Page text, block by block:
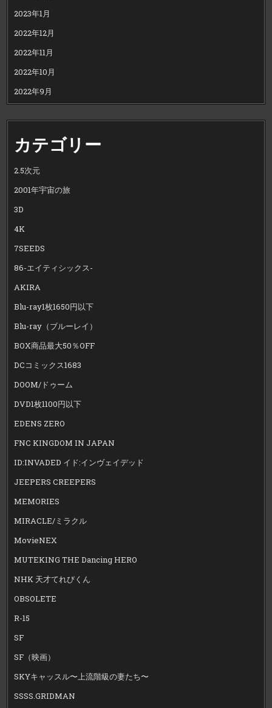
2023年1月
2022年12月
2022年11月
2022年10月
2022年9月
カテゴリー
2.5次元
2001年宇宙の旅
3D
4K
7SEEDS
86-エイティシックス-
AKIRA
Blu-ray1枚1650円以下
Blu-ray（ブルーレイ）
BOX商品最大50％OFF
DCコミックス1683
DOOM/ドゥーム
DVD1枚1100円以下
EDENS ZERO
FNC KINGDOM IN JAPAN
ID:INVADED イド:インヴェイデッド
JEEPERS CREEPERS
MEMORIES
MIRACLE/ミラクル
MovieNEX
MUTEKING THE Dancing HERO
NHK 天才てれびくん
OBSOLETE
R-15
SF
SF（映画）
SKYキャッスル〜上流階級の妻たち〜
SSSS.GRIDMAN